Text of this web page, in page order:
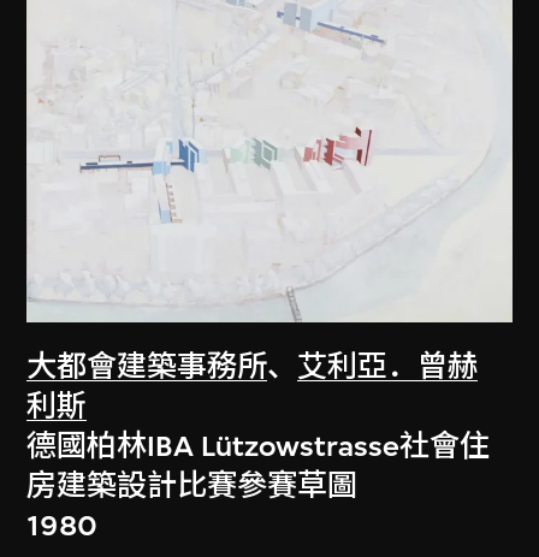
大都會建築事務所、 艾利亞．曾赫
利斯
德國柏林IBA Lützowstrasse社會住
房建築設計比賽參賽草圖
1980